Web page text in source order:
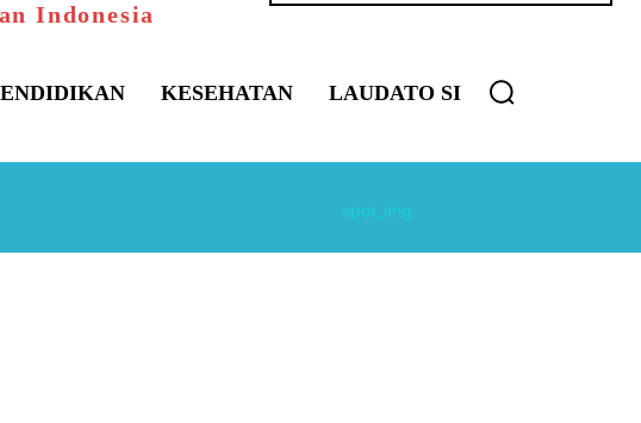
Indonesia
KESEHATAN LAUDATO SI